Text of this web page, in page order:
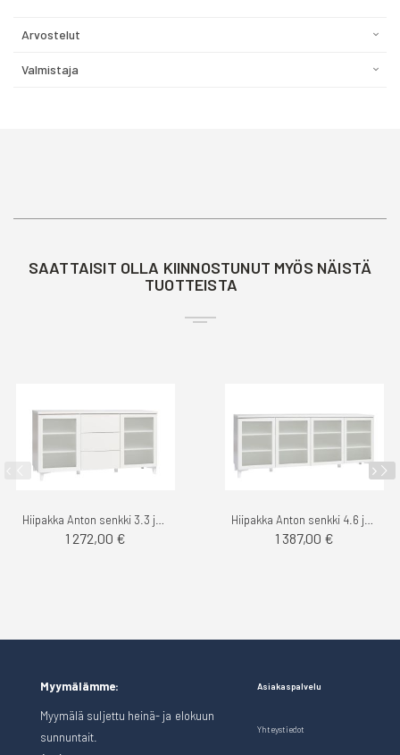
Arvostelut
Valmistaja
SAATTAISIT OLLA KIINNOSTUNUT MYÖS NÄISTÄ
TUOTTEISTA
1 272,00 € 1 387,00 €
Myymälämme:
Myymälä suljettu heinä- ja elokuun
sunnuntait.
Asiakaspalvelu
Yhteystiedot